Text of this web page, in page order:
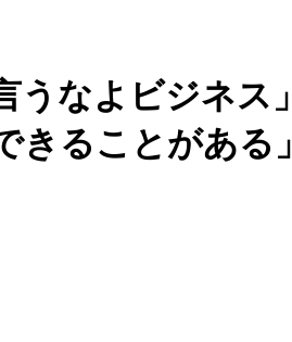
なよビジネス」
ることがある」